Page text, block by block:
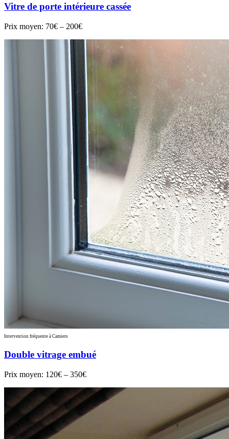
Vitre de porte intérieure cassée
Prix moyen: 70€ – 200€
Intervention fréquente à Camiers
Double vitrage embué
Prix moyen: 120€ – 350€